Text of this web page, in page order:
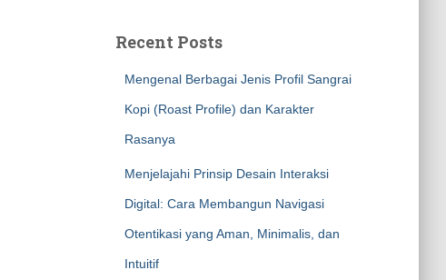
Recent Posts
Mengenal Berbagai Jenis Profil Sangrai
Kopi (Roast Profile) dan Karakter
Rasanya
Menjelajahi Prinsip Desain Interaksi
Digital: Cara Membangun Navigasi
Otentikasi yang Aman, Minimalis, dan
Intuitif